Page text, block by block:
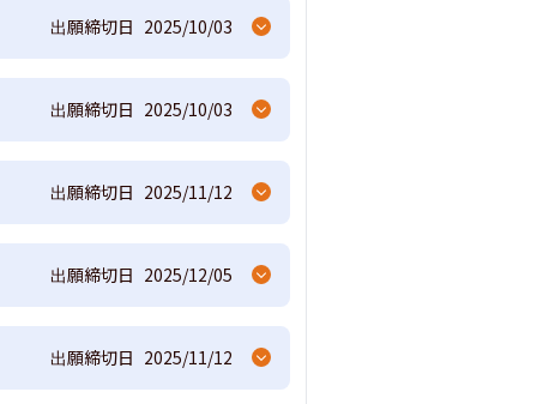
出願締切日 2025/10/03
出願締切日 2025/10/03
出願締切日 2025/11/12
出願締切日 2025/12/05
出願締切日 2025/11/12